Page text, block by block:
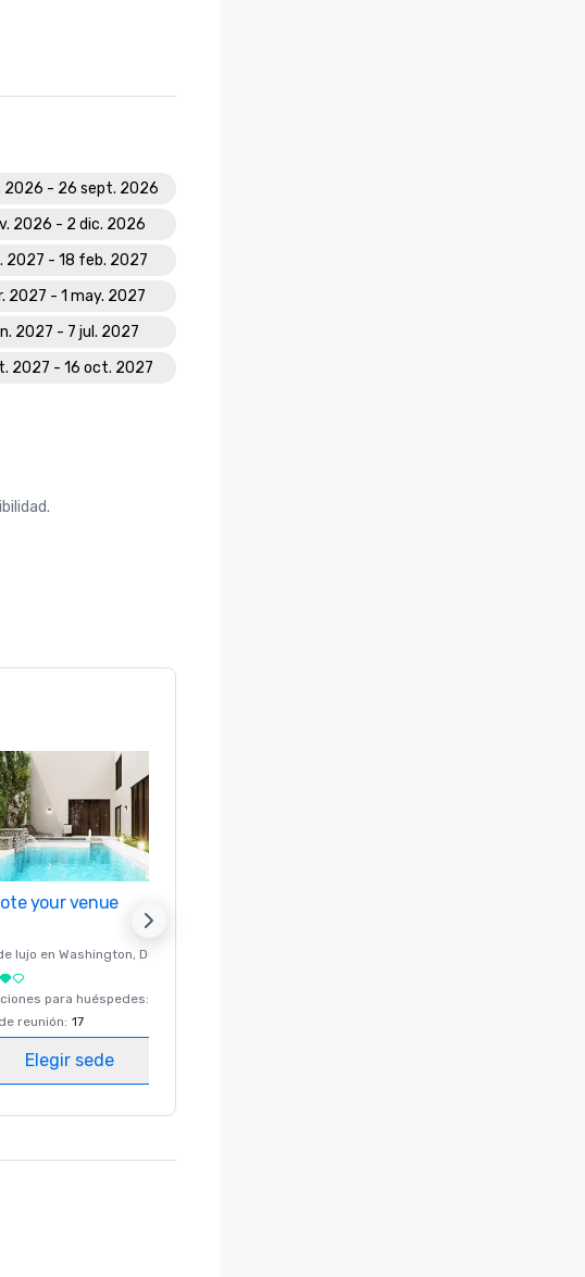
2026 - 26 sept. 2026
2026 - 2 dic. 2026
2027 - 18 feb. 2027
2027 - 1 may. 2027
2027 - 7 jul. 2027
2027 - 16 oct. 2027
your venue
lujo en Washington, DC
para huéspedes:
reunión: 17
Elegir sede